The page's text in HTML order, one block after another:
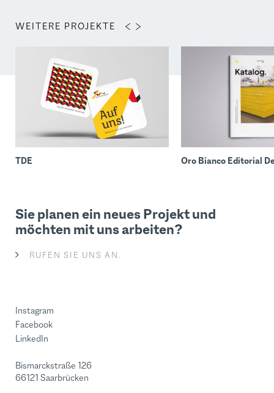
WEITERE PROJEKTE
TDE Oro Bianco Editorial
Sie planen ein neues Projekt und
möchten mit uns arbeiten?
RUFEN SIE UNS AN.
Instagram
Facebook
LinkedIn
Bismarckstraße 126
66121 Saarbrücken